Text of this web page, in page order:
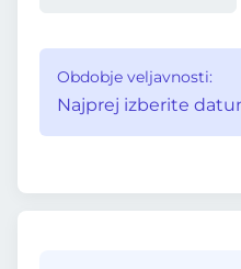
Obdobje veljavnosti:
Najprej izberite